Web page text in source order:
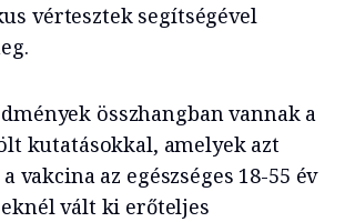
vértesztek segítségével
összhangban vannak a
kutatásokkal, amelyek azt
vakcina az egészséges 18-55 év
vált ki erőteljes